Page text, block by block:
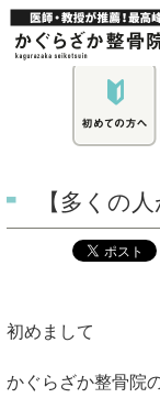
【多くの
初めまして
かぐらざか整骨院